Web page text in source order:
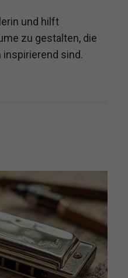
und hilft
zu gestalten, die
sind.